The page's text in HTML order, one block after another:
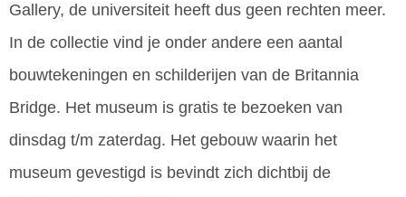
Gallery, de universiteit heeft dus geen rechten meer.
In de collectie vind je onder andere een aantal
bouwtekeningen en schilderijen van de Britannia
Bridge. Het museum is gratis te bezoeken van
dinsdag t/m zaterdag. Het gebouw waarin het
museum gevestigd is bevindt zich dichtbij de